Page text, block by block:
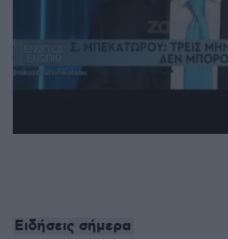
Ειδήσεις σήμερα